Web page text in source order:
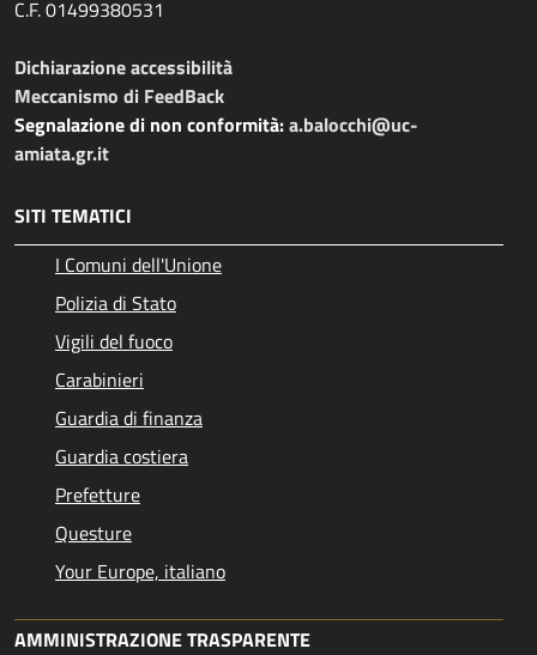
C.F. 01499380531
Dichiarazione accessibilità
Meccanismo di FeedBack
Segnalazione di non conformità:a.balocchi@uc-
amiata.gr.it
SITI TEMATICI
I Comuni dell'Unione
Polizia di Stato
Vigili del fuoco
Carabinieri
Guardia di finanza
Guardia costiera
Prefetture
Questure
Your Europe, italiano
AMMINISTRAZIONE TRASPARENTE